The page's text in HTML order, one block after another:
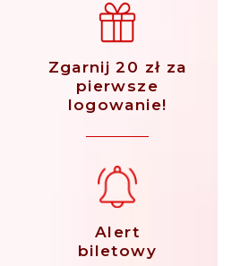
Zgarnij 20 zł za
pierwsze
logowanie!
Alert
biletowy